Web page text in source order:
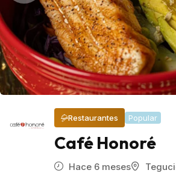
Restaurantes Popular
Café Honoré
Hace 6 meses